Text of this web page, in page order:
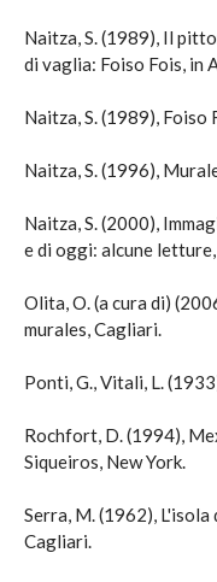
Naitza, S. (1989), Il
di vaglia: Foiso Fois, in
Naitza, S. (1989), Foiso
Naitza, S. (1996),
Naitza, S. (2000),
e di oggi: alcune
Olita, O. (a cura di)
murales, Cagliari.
Ponti, G., Vitali, L.
Rochfort, D. (1994),
Siqueiros, New York.
Serra, M. (1962),
Cagliari.